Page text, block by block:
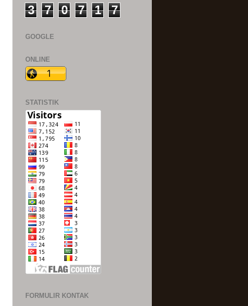
3 7 0 7 1 7
GOOGLE
ONLINE
STATISTIK
FORMULIR KONTAK